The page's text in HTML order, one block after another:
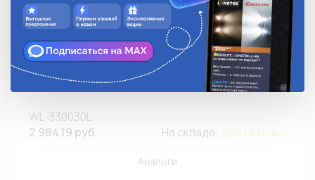
Рабочий свет ZOOML WL-330030L 9-32V 40W 6000К
Active (Cree/4, рассеянный, Ø140х90)
WL-330030L
2 984.19 руб.
На складе: Достаточно
Аналоги